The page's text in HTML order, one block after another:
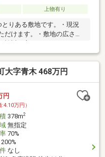
上物有り
とりある敷地です。・現況
だけます。・敷地の広さを
大字青木 468万円
円
:4.10万円）
378m2
無指定
70%
なし